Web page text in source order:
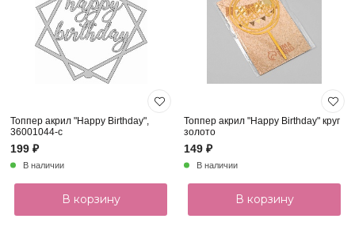
Топпер акрил "Happy Birthday",
36001044-с
199 ₽
В наличии
В корзину
Топпер акрил "Happy Birthday" круг
золото
149 ₽
В наличии
В корзину